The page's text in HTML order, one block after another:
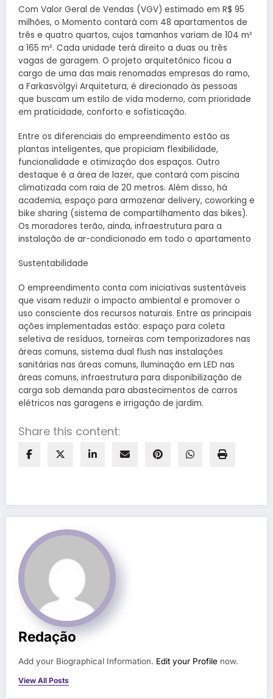
Com Valor Geral de Vendas (VGV) estimado em R$ 95
milhões, o Momento contará com 48 apartamentos de
três e quatro quartos, cujos tamanhos variam de 104 m²
a 165 m². Cada unidade terá direito a duas ou três
vagas de garagem. O projeto arquitetônico ficou a
cargo de uma das mais renomadas empresas do ramo,
a Farkasvölgyi Arquitetura, é direcionado às pessoas
que buscam um estilo de vida moderno, com prioridade
em praticidade, conforto e sofisticação.
Entre os diferenciais do empreendimento estão as
plantas inteligentes, que propiciam flexibilidade,
funcionalidade e otimização dos espaços. Outro
destaque é a área de lazer, que contará com piscina
climatizada com raia de 20 metros. Além disso, há
academia, espaço para armazenar delivery, coworking e
bike sharing (sistema de compartilhamento das bikes).
Os moradores terão, ainda, infraestrutura para a
instalação de ar-condicionado em todo o apartamento
Sustentabilidade
O empreendimento conta com iniciativas sustentáveis
que visam reduzir o impacto ambiental e promover o
uso consciente dos recursos naturais. Entre as principais
ações implementadas estão: espaço para coleta
seletiva de resíduos, torneiras com temporizadores nas
áreas comuns, sistema dual flush nas instalações
sanitárias nas áreas comuns, Iluminação em LED nas
áreas comuns, infraestrutura para disponibilização de
carga sob demanda para abastecimentos de carros
elétricos nas garagens e irrigação de jardim.
Share this content:
Redação
Add your Biographical Information. Edit your Profile now.
View All Posts